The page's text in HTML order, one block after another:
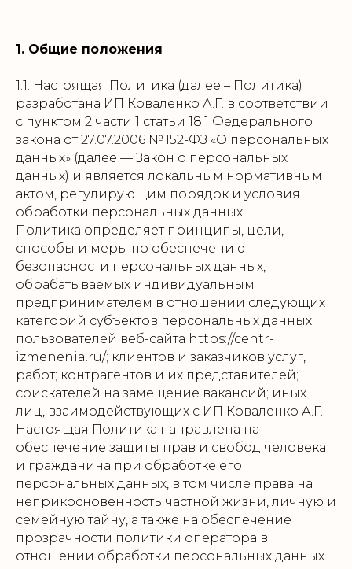
1. Общие положения
1.1. Настоящая Политика (далее – Политика)
разработана ИП Коваленко А.Г. в соответствии
с пунктом 2 части 1 статьи 18.1 Федерального
закона от 27.07.2006 № 152-ФЗ «О персональных
данных» (далее — Закон о персональных
данных) и является локальным нормативным
актом, регулирующим порядок и условия
обработки персональных данных.
Политика определяет принципы, цели,
способы и меры по обеспечению
безопасности персональных данных,
обрабатываемых индивидуальным
предпринимателем в отношении следующих
категорий субъектов персональных данных:
пользователей веб-сайта https://centr-
izmenenia.ru/; клиентов и заказчиков услуг,
работ; контрагентов и их представителей;
соискателей на замещение вакансий; иных
лиц, взаимодействующих с ИП Коваленко А.Г..
Настоящая Политика направлена на
обеспечение защиты прав и свобод человека
и гражданина при обработке его
персональных данных, в том числе права на
неприкосновенность частной жизни, личную и
семейную тайну, а также на обеспечение
прозрачности политики оператора в
отношении обработки персональных данных.